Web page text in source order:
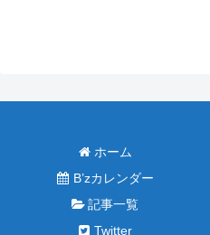
ホーム
B’zカレンダー
記事一覧
Twitter